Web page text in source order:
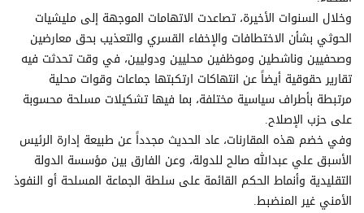
وخلال السنوات الأخيرة، تصاعدت الاتهامات الموجهة إلى مليشيات
الحوثي بشأن الاختطافات والإخفاء القسري والتعذيب بحق معارضين
وصحفيين وناشطين وموظفين محليين ودوليين، في وقت تحدثت فيه
تقارير حقوقية أيضاً عن انتهاكات ارتكبتها جماعات وقوات محلية
مرتبطة بأطراف سياسية مختلفة، بما فيها تشكيلات مسلحة محسوبة
على حزب الإصلاح.
وفي خضم هذه المقارنات، عاد الحديث مجدداً عن طبيعة إدارة الرئيس
الأسبق علي عبدالله صالح للدولة، وعن الفارق بين مؤسسة الدولة
التقليدية وأنماط الحكم القائمة على سلطة الجماعة المسلحة أو النفوذ
الأمني غير المنضبط.